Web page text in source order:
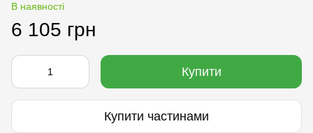
В наявності
6 105 грн
Купити
Купити частинами